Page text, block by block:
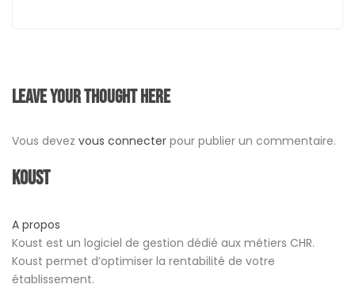
Leave your thought here
Vous devez vous connecter pour publier un commentaire.
Koust
A propos
Koust est un logiciel de gestion dédié aux métiers CHR.
Koust permet d’optimiser la rentabilité de votre
établissement.